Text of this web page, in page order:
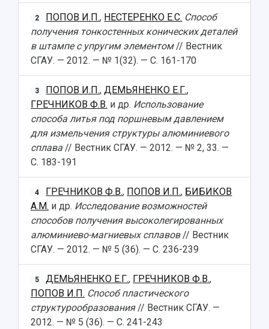
2 ПОПОВ И.П., НЕСТЕРЕНКО Е.С. Способ
получения тонкостенных конических деталей
в штампе с упругим элементом// Вестник
СГАУ. — 2012. — № 1(32). — С. 161-170
3 ПОПОВ И.П.,ДЕМЬЯНЕНКО Е.Г.,
ГРЕЧНИКОВ Ф.В. и др. Использование
способа литья под поршневым давлением
для измельчения структуры алюминиевого
сплава // Вестник СГАУ. — 2012. — № 2, 33. —
С. 183-191
4 ГРЕЧНИКОВ Ф.В., ПОПОВ И.П., БИБИКОВ
А.М. и др. Исследование возможностей
способов получения высоколегированных
алюминиево-магниевых сплавов// Вестник
СГАУ. — 2012. — № 5 (36). — С. 236-239
5 ДЕМЬЯНЕНКО Е.Г., ГРЕЧНИКОВ Ф.В.,
ПОПОВ И.П. Способ пластического
структурообразования// Вестник СГАУ. —
2012. — № 5 (36). — С. 241-243